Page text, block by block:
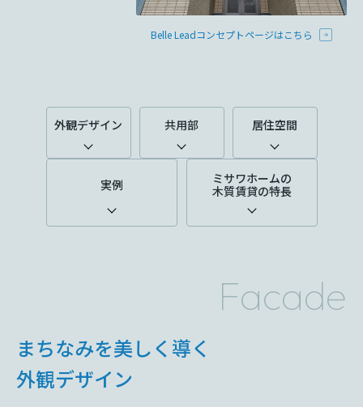
ミサワアイデンティティ
Belle Leadコンセプトページはこちら
外観デザイン 共用部 居住空間
実例
ミサワホームの
木質賃貸の特長
Facade
まちなみを美しく導く
外観デザイン